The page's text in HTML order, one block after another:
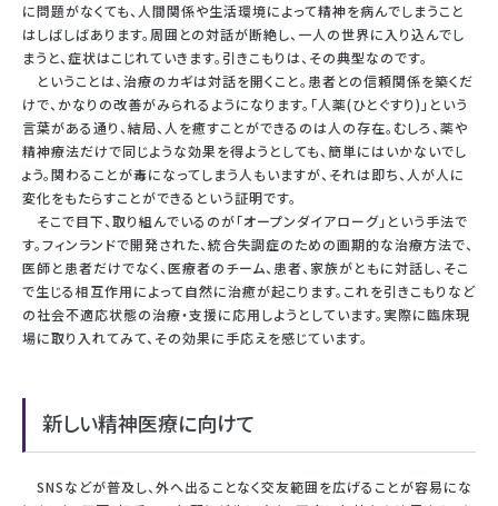
に問題がなくても、人間関係や生活環境によって精神を病んでしまうこと
はしばしばあります。周囲との対話が断絶し、一人の世界に入り込んでし
まうと、症状はこじれていきます。引きこもりは、その典型なのです。
ということは、治療のカギは対話を開くこと。患者との信頼関係を築くだ
けで、かなりの改善がみられるようになります。「人薬(ひとぐすり)」という
言葉がある通り、結局、人を癒すことができるのは人の存在。むしろ、薬や
精神療法だけで同じような効果を得ようとしても、簡単にはいかないでし
ょう。関わることが毒になってしまう人もいますが、それは即ち、人が人に
変化をもたらすことができるという証明です。
そこで目下、取り組んでいるのが「オープンダイアローグ」という手法で
す。フィンランドで開発された、統合失調症のための画期的な治療方法で、
医師と患者だけでなく、医療者のチーム、患者、家族がともに対話し、そこ
で生じる相互作用によって自然に治癒が起こります。これを引きこもりなど
の社会不適応状態の治療・支援に応用しようとしています。実際に臨床現
場に取り入れてみて、その効果に手応えを感じています。
新しい精神医療に向けて
SNSなどが普及し、外へ出ることなく交友範囲を広げることが容易にな